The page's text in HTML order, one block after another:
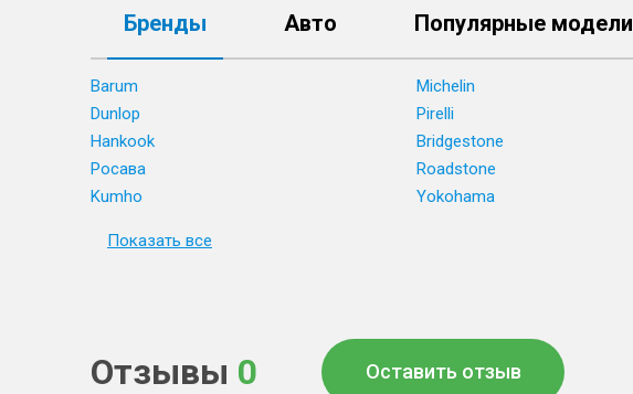
Бренды Авто Популярные модели
Barum Michelin
Dunlop
Pirelli
Hankook
Bridgestone
Росава
Roadstone
Kumho
Yokohama
Показать все
Отзывы 0 Оставить отзыв